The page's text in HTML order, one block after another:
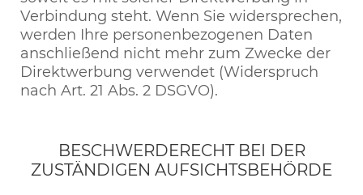
Verbindung steht. Wenn Sie widersprechen,
werden Ihre personenbezogenen Daten
anschließend nicht mehr zum Zwecke der
Direktwerbung verwendet (Widerspruch
nach Art. 21 Abs. 2 DSGVO).
BESCHWERDERECHT BEI DER
ZUSTÄNDIGEN AUFSICHTSBEHÖRDE